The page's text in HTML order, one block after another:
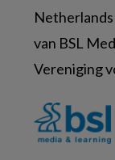
van BSL
Vereniging